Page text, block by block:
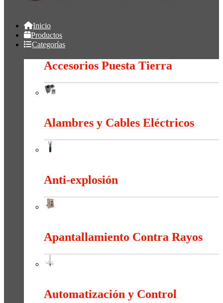
Inicio
Productos
Categorías
Accesorios Puesta Tierra
Alambres y Cables Eléctricos
Anti-explosión
Apantallamiento Contra Rayos
Automatización y Control